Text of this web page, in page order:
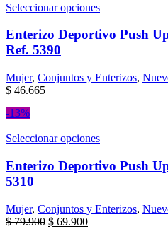
Seleccionar opciones
Enterizo Deportivo Push
Ref. 5390
Mujer, Conjuntos y Enterizos,
$ 46.665
-13%
Seleccionar opciones
Enterizo Deportivo Push
5310
Mujer, Conjuntos y Enterizos,
$79.900 $ 69.900